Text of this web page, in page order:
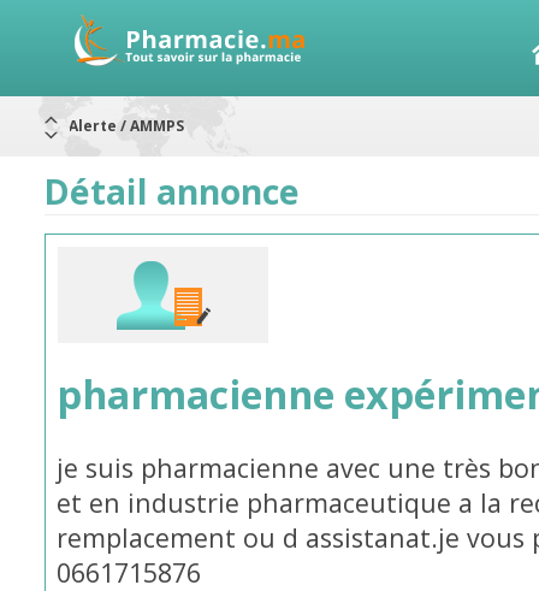
Aureomycine ophtalmique : Rappel de lots
RAPPELS DE LOTS
Rappel de lots : ANTITOXINE TÉTANIQUE 1500.
Rappel de lots : préparations lactées
Détail annonce
pharmacienne
je suis pharmacienne avec une très
et en industrie pharmaceutique a la
remplacement ou d assistanat.je
0661715876